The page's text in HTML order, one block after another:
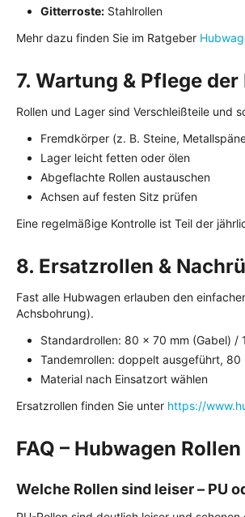
Gitterroste: Stahlrollen
Mehr dazu finden Sie im Ratgeber
7. Wartung & Pflege der
Rollen und Lager sind Verschleißteile und
Fremdkörper (z. B. Steine,
Lager leicht fetten oder ölen
Abgeflachte Rollen austauschen
Achsen auf festen Sitz prüfen
Eine regelmäßige Kontrolle ist Teil der
8. Ersatzrollen &
Fast alle Hubwagen erlauben den
Achsbohrung).
Standardrollen: 80 × 70 mm (Gabel) /
Tandemrollen: doppelt ausgeführt, 80
Material nach Einsatzort wählen
Ersatzrollen finden Sie unter https://
FAQ – Hubwagen
Welche Rollen sind leiser – PU